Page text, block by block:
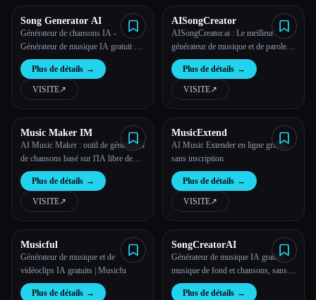
Song Generator AI
Générateur de chansons IA -
Générateur de musique IA gratuit en
ligne
Plus de détails →
VISITE↗︎
AISongCreator
AISongCreator.ai : Le meilleur
générateur de musique et de paroles
basé sur l'IA. Créez instantanément
des morceaux et des versets libres de
droits de qualité studio à partir de
simples instructions textuelles.
Plus de détails →
VISITE↗︎
Music Maker IM
AI Music Maker : outil de génération
de chansons basé sur l'IA libre de
droits
Plus de détails →
VISITE↗︎
MusicExtend
AI Music Extender en ligne gratuit,
sans inscription
Plus de détails →
VISITE↗︎
Musicful
Générateur de musique et de
vidéoclips IA gratuits | Musicfu
Plus de détails →
SongCreatorAI
Générateur de musique IA gratuit —
musique de fond et chansons, sans
inscription
Plus de détails →